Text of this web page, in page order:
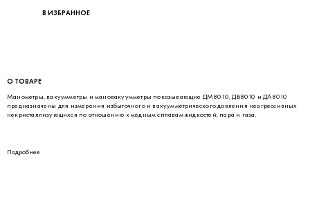
В ИЗБРАННОЕ
О ТОВАРЕ
Манометры, вакуумметры и мановакуумметры показывающие ДМ8010, ДВ8010 и ДА8010
предназначены для измерения избыточного и вакуумметрического давления неагрессивных
некристаллизующихся по отношению к медным сплавам жидкостей, пара и газа.
Подробнее